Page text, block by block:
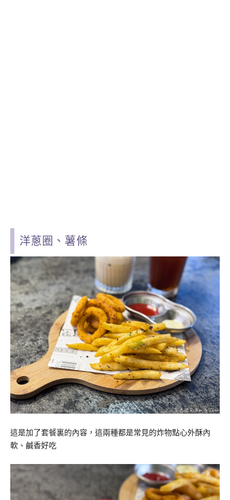
洋蔥圈、薯條
這是加了套餐裏的內容，這兩種都是常見的炸物點心外酥內
軟、鹹香好吃